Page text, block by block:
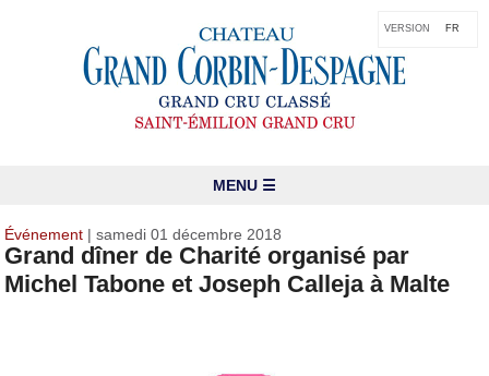
VERSION FR
MENU ☰
Événement | samedi 01 décembre 2018
Grand dîner de Charité organisé par
Michel Tabone et Joseph Calleja à Malte